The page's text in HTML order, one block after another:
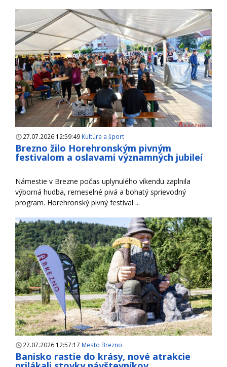
27.07.2026 12:59:49 Kultúra a šport
Brezno žilo Horehronským pivným
festivalom a oslavami významných jubileí
Námestie v Brezne počas uplynulého víkendu zaplnila
výborná hudba, remeselné pivá a bohatý sprievodný
program. Horehronský pivný festival ...
27.07.2026 12:57:17 Mesto Brezno
Banisko rastie do krásy, nové atrakcie